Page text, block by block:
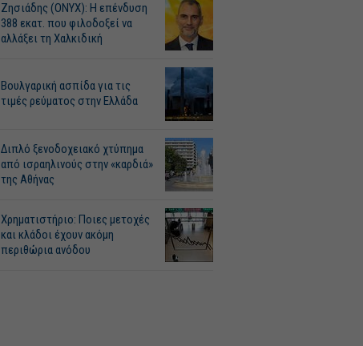
Ζησιάδης (ONYX): Η επένδυση
388 εκατ. που φιλοδοξεί να
αλλάξει τη Χαλκιδική
Βουλγαρική ασπίδα για τις
τιμές ρεύματος στην Ελλάδα
Διπλό ξενοδοχειακό χτύπημα
από ισραηλινούς στην «καρδιά»
της Αθήνας
Χρηματιστήριο: Ποιες μετοχές
και κλάδοι έχουν ακόμη
περιθώρια ανόδου